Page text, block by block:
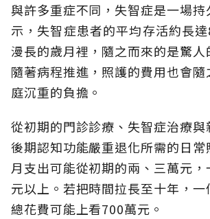
與許多重症不同，失智症是一場持
示，失智症患者的平均存活約長
漫長的歲月裡，隨之而來的是驚
隨著病程推進，照護的費用也會
庭沉重的負擔。
從初期的門診診療、失智症治療與
後期認知功能嚴重退化所需的日
月支出可能從初期的兩、三萬元
元以上。若把時間拉長至十年，
總花費可能上看700萬元。